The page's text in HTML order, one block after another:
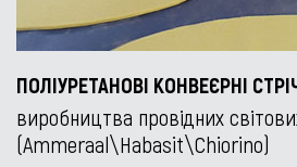
ПОЛІУРЕТАНОВІ КОНВЕЄРНІ
виробництва провідних
(Ammeraal\Habasit\Chiorino)